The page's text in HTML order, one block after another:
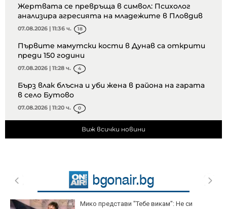
Жертвата се превръща в символ: Психолог
анализира агресията на младежите в Пловдив
07.08.2026 | 11:36 ч. 18
Първите мамутски кости в Дунав са открити
преди 150 години
07.08.2026 | 11:28 ч. 4
Бърз влак блъсна и уби жена в района на гарата
в село Бутово
07.08.2026 | 11:20 ч. 0
Виж всички новини
Мико представи "Тебе викам": Не си